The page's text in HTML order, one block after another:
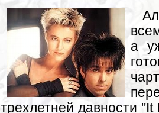
а
трехлетней давности